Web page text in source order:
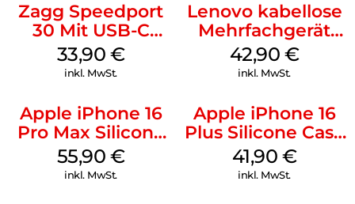
Zagg Speedport
30 Mit USB-C
Kabel Weiß
33,90 €
inkl. MwSt.
Lenovo kabellose
Mehrfachgerät
Luna Grey
42,90 €
inkl. MwSt.
Apple iPhone 16
Pro Max Silicone
Case MagSafe
Stone Gray
55,90 €
inkl. MwSt.
Apple iPhone 16
Plus Silicone Case
MagSafe Stone
Gray
41,90 €
inkl. MwSt.